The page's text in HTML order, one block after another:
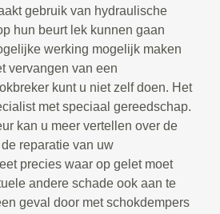
gebruik van hydraulische
hun beurt lek kunnen gaan
werking mogelijk maken
vervangen van een
kunt u niet zelf doen. Het
met speciaal gereedschap.
kan u meer vertellen over de
reparatie van uw
precies waar op gelet moet
andere schade ook aan te
geval door met schokdempers